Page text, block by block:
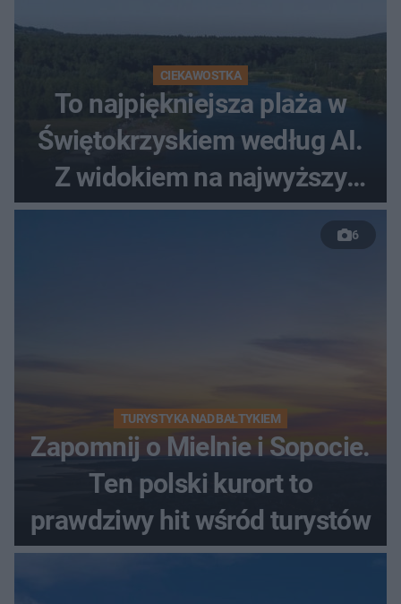
CIEKAWOSTKA
To najpiękniejsza plaża w
Świętokrzyskiem według AI.
Z widokiem na najwyższy
szczyt Gór Świętokrzyskich
6
TURYSTYKA NAD BAŁTYKIEM
Zapomnij o Mielnie i Sopocie.
Ten polski kurort to
prawdziwy hit wśród turystów